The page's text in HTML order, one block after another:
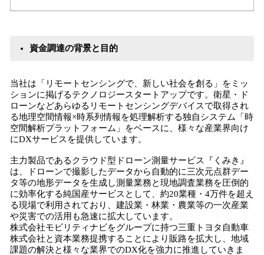
資金調達の背景と目的
当社は「リモートセンシングで、新しい社会を創る」をミッ
ションに掲げるテクノロジースタートアップです。衛星・ド
ローンなどあらゆるリモートセンシングデバイスで取得され
る地理空間情報×時系列情報を処理解析する独自システム「時
空間解析プラットフォーム」をベースに、様々な産業界向け
にDXサービスを提供しています。
主力製品であるクラウド型ドローン測量サービス『くみき』
は、ドローンで撮影したデータから自動的に三次元点群デー
タ等の地形データを生成し測量業務と現地調査業務を圧倒的
に効率化する純国産サービスとして、約20業種・4万件を超え
る現場で利用されており、建設業・林業・農業等の一次産業
や災害での活用も急速に拡大しています。
株式会社モビリティナビをグループに持つ三重トヨタ自動車
株式会社と資本業務提携することにより販路を拡大し、地域
課題の解決と様々な業界でのDX化を強力に推進していきま